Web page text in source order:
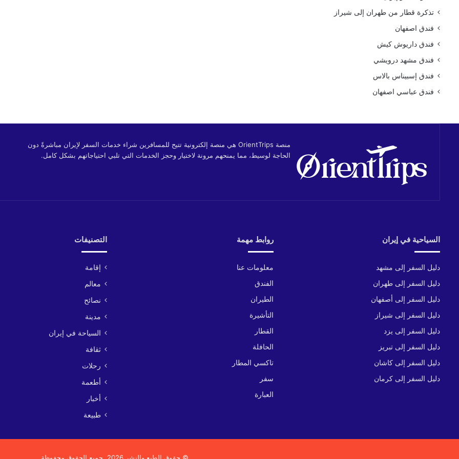
تذكرة قطار من طهران إلى شيراز
فندق اصفهان
فندق داريوش كيش
فندق مشهد درويشي
فندق إسبيناس بالاس
فندق عباسي اصفهان
منصة OrientTrips هي منصة إلكترونية تتيح للمسافرين شراء خدمات السفر لإيران مباشرةً دون
الحاجة لوسيط، مما يمنحهم مرونة لاختيار وحجز الخدمات التي تلبي احتياجاتهم بشكل كامل.
السياحية في إيران
دليل السفر إلى مشهد
دليل السفر إلى طهران
دليل السفر إلى أصفهان
دليل السفر إلى شيراز
دليل السفر إلى يزد
دليل السفر إلى تبريز
دليل السفر إلى كاشان
دليل السفر إلى كرمان
روابط مهمة
معلومات عنا
الفندق
الطيران
التأشيرة
القطار
الحافلة
تاكسي المطار
سفر
العبارة
التصنيفات
إقامة
معالم
نصائح
مدينة
السياحة في إيران
ثقافة
رحلات
أطعمة
أخبار
طبيعة